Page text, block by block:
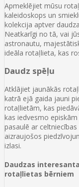
Apmeklējiet mūsu
kaleidoskops un
kolekcija aptver
Neatkarīgi no tā, vai
astronautu,
ideāla rotaļlieta, kas
Daudz spēļu
Atklājiet jaunākās
katrā ejā gaida jauni
rotaļlietām, kas
kas iedvesmo
pasaulē ar
aizraujošos
izlasi.
Daudzas
rotaļlietas bērniem